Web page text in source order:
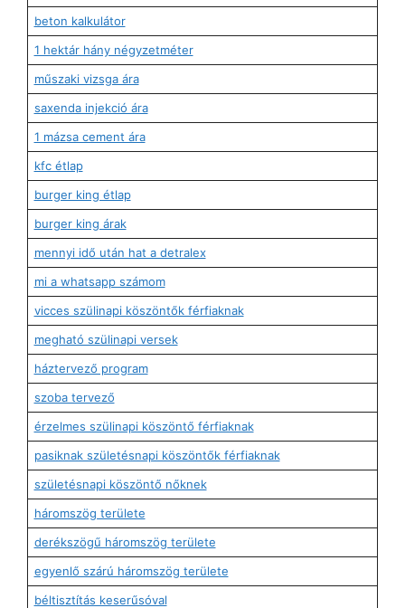
beton kalkulátor
1 hektár hány négyzetméter
műszaki vizsga ára
saxenda injekció ára
1 mázsa cement ára
kfc étlap
burger king étlap
burger king árak
mennyi idő után hat a detralex
mi a whatsapp számom
vicces szülinapi köszöntők férfiaknak
megható szülinapi versek
háztervező program
szoba tervező
érzelmes szülinapi köszöntő férfiaknak
pasiknak születésnapi köszöntők férfiaknak
születésnapi köszöntő nőknek
háromszög területe
derékszögű háromszög területe
egyenlő szárú háromszög területe
béltisztítás keserűsóval